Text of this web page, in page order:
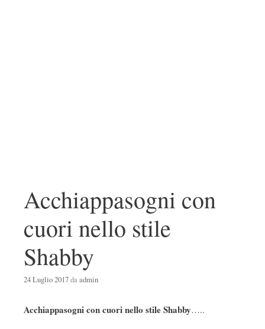
Acchiappasogni con
cuori nello stile
Shabby
24 Luglio 2017daadmin
Acchiappasogni con cuori nello stile Shabby…..